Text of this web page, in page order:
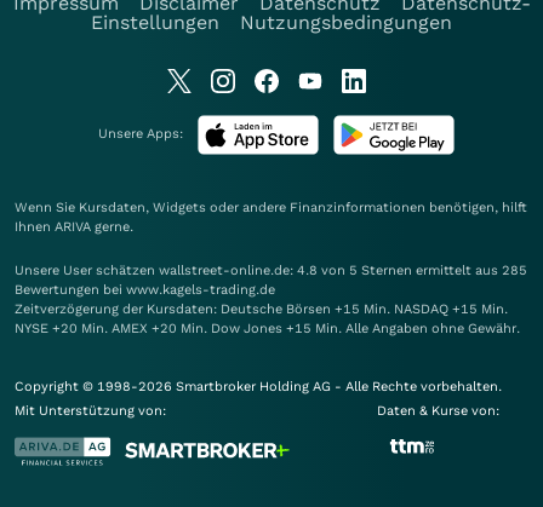
Einstellungen
Nutzungsbedingungen
Unsere Apps:
Wenn Sie Kursdaten, Widgets oder andere Finanzinformationen benötigen, hilft
Ihnen ARIVA gerne.
Unsere User schätzen wallstreet-online.de: 4.8 von 5 Sternen ermittelt aus 285
Bewertungen bei www.kagels-trading.de
Zeitverzögerung der Kursdaten: Deutsche Börsen +15 Min. NASDAQ +15 Min.
NYSE +20 Min. AMEX +20 Min. Dow Jones +15 Min. Alle Angaben ohne Gewähr.
Copyright © 1998-2026 Smartbroker Holding AG - Alle Rechte vorbehalten.
Mit Unterstützung von:
Daten & Kurse von: